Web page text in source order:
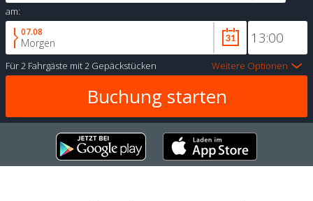
am:
07.08
Morgen
Für2 Fahrgäste mit2 Gepäckstücken Weitere Optionen